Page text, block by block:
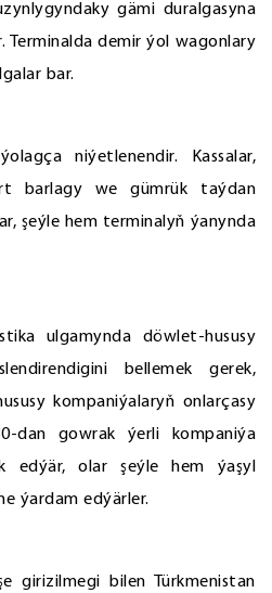
gämi duralgasyna
Terminalda demir ýol wagonlary
bar.
niýetlenendir. Kassalar,
barlagy we gümrük taýdan
şeýle hem terminalyň ýanynda
ulgamynda döwlet-hususy
bellemek gerek,
kompaniýalaryň onlarçasy
dan gowrak ýerli kompaniýa
edýär, olar şeýle hem ýaşyl
ýardam edýärler.
girizilmegi bilen Türkmenistan